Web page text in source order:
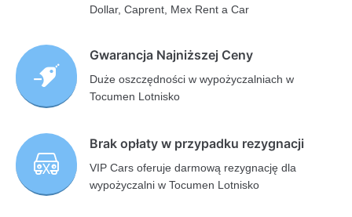
Dollar, Caprent, Mex Rent a Car
Gwarancja Najniższej Ceny
Duże oszczędności w wypożyczalniach w
Tocumen Lotnisko
Brak opłaty w przypadku rezygnacji
VIP Cars oferuje darmową rezygnację dla
wypożyczalni w Tocumen Lotnisko